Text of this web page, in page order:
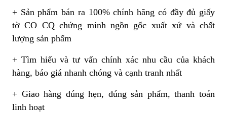
+ Sản phẩm bán ra 100% chính hãng có đầy đủ giấy
tờ CO CQ chứng minh ngồn gốc xuất xứ và chất
lượng sản phẩm
+ Tìm hiểu và tư vấn chính xác nhu cầu của khách
hàng, báo giá nhanh chóng và cạnh tranh nhất
+ Giao hàng đúng hẹn, đúng sản phẩm, thanh toán
linh hoạt